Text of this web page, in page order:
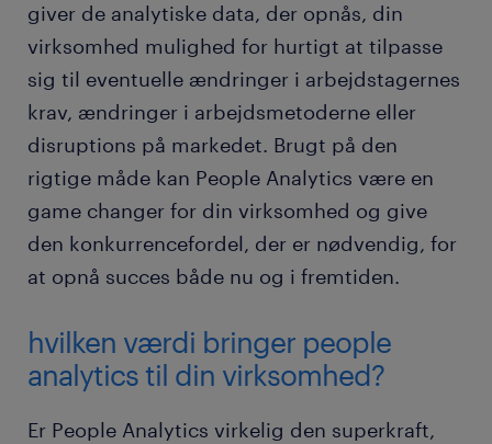
giver de analytiske data, der opnås, din
virksomhed mulighed for hurtigt at tilpasse
sig til eventuelle ændringer i arbejdstagernes
krav, ændringer i arbejdsmetoderne eller
disruptions på markedet. Brugt på den
rigtige måde kan People Analytics være en
game changer for din virksomhed og give
den konkurrencefordel, der er nødvendig, for
at opnå succes både nu og i fremtiden.
hvilken værdi bringer people
analytics til din virksomhed?
Er People Analytics virkelig den superkraft,